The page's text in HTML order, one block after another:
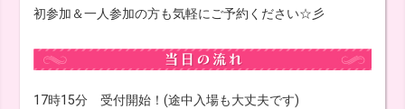
初参加＆一人参加の方も気軽にご予約ください☆彡
17時15分 受付開始！(途中入場も大丈夫です)